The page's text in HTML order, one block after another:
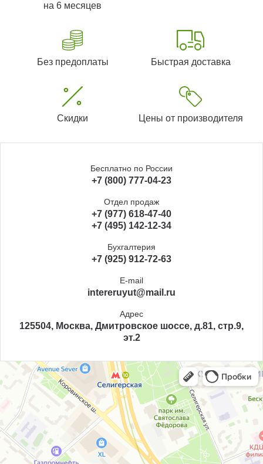
на 6 месяцев
Без предоплаты Быстрая доставка
Скидки Цены от производителя
Бесплатно по России
+7 (800) 777-04-23
Отдел продаж
+7 (977) 618-47-40
+7 (495) 142-12-34
Бухгалтерия
+7 (925) 912-72-63
E-mail
intereruyut@mail.ru
Адрес
125504, Москва, Дмитровское шоссе, д.81, стр.9,
эт.2